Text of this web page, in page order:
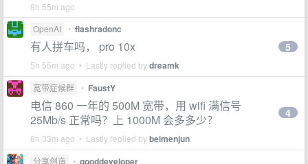
8h 55m ago
OpenAI
• flashradonc
有人拼车吗， pro 10x
5h 55m ago • Lastly replied bydreamk
5
宽带症候群 • FaustY
电信 860 一年的 500M 宽带，用 wifi 满信号
25Mb/s 正常吗？上 1000M 会多多少？
8h 33m ago • Lastly replied bybeimenjun
4
分享创造 • gooddeveloper